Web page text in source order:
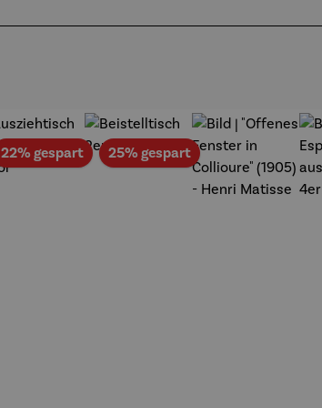
22% gespartRabatt25% gespartRabatt